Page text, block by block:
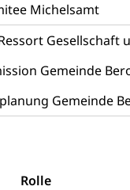
Michelsamt
Gesellschaft
Gemeinde
Gemeinde
Rolle